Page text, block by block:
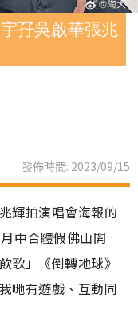
孖吳啟華張兆
發佈時間: 2023/09/15
輝拍演唱會海報的
中合體假佛山開
歌」《倒轉地球》
哋有遊戲、互動同